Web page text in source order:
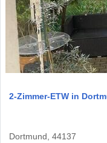
2-Zimmer-ETW in
Dortmund, 44137